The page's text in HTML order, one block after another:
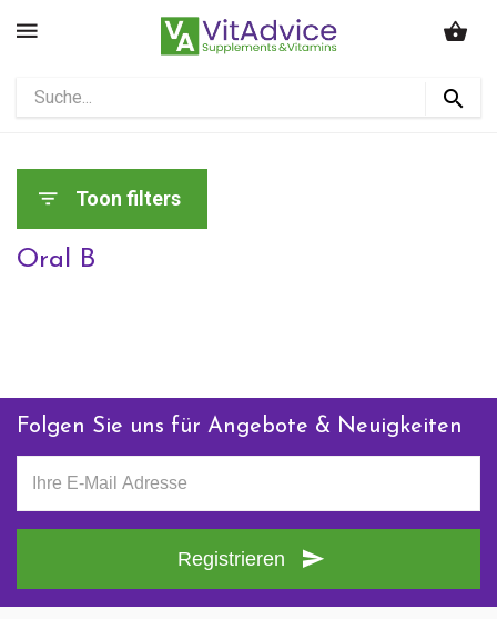
Toon filters
Oral B
Folgen Sie uns für Angebote & Neuigkeiten
Registrieren